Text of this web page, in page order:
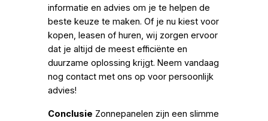
informatie en advies om je te helpen de
beste keuze te maken. Of je nu kiest voor
kopen, leasen of huren, wij zorgen ervoor
dat je altijd de meest efficiënte en
duurzame oplossing krijgt. Neem vandaag
nog contact met ons op voor persoonlijk
advies!
Conclusie Zonnepanelen zijn een slimme